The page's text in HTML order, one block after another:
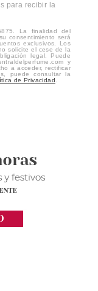
para recibir la
La finalidad del
consentimiento será
exclusivos. Los
solicite el cese de la
legal. Puede
y
a acceder, rectificar
puede consultar la
de Privacidad